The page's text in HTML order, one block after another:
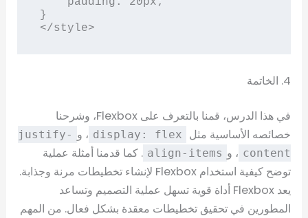
}
</style>
4. الخاتمة
في هذا الدرس، قمنا بالتعرف على Flexbox، وشرحنا
خصائصه الأساسية مثل
display: flex ، و justify-
content ، و align-items . كما قدمنا أمثلة عملية
توضح كيفية استخدام Flexbox لإنشاء تخطيطات مرنة وجذابة.
يعد Flexbox أداة قوية تسهل عملية التصميم وتساعد
المطورين في تحقيق تخطيطات معقدة بشكل فعال. من المهم